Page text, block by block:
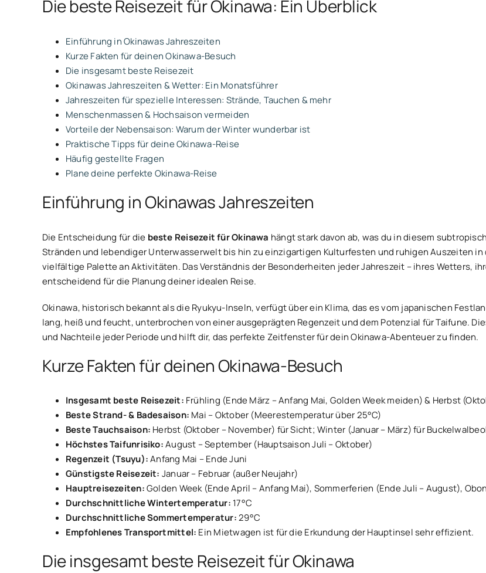
Die beste Reisezeit für Okinawa: Ein Überblick
Einführung in Okinawas Jahreszeiten
Kurze Fakten für deinen Okinawa-Besuch
Die insgesamt beste Reisezeit
Okinawas Jahreszeiten & Wetter: Ein Monatsführer
Jahreszeiten für spezielle Interessen: Strände, Tauchen & mehr
Menschenmassen & Hochsaison vermeiden
Vorteile der Nebensaison: Warum der Winter wunderbar ist
Praktische Tipps für deine Okinawa-Reise
Häufig gestellte Fragen
Plane deine perfekte Okinawa-Reise
Einführung in Okinawas Jahreszeiten
Die Entscheidung für die beste Reisezeit für Okinawa hängt stark davon ab, was du in diesem
Stränden und lebendiger Unterwasserwelt bis hin zu einzigartigen Kulturfesten und ruhigen Auszeiten in
vielfältige Palette an Aktivitäten. Das Verständnis der Besonderheiten jeder Jahreszeit – ihres Wetters,
entscheidend für die Planung deiner idealen Reise.
Okinawa, historisch bekannt als die Ryukyu-Inseln, verfügt über ein Klima, das es vom japanischen
lang, heiß und feucht, unterbrochen von einer ausgeprägten Regenzeit und dem Potenzial für Taifune.
und Nachteile jeder Periode und hilft dir, das perfekte Zeitfenster für dein Okinawa-Abenteuer zu finden.
Kurze Fakten für deinen Okinawa-Besuch
Insgesamt beste Reisezeit: Frühling (Ende März – Anfang Mai, Golden Week meiden) & Herbst
Beste Strand- & Badesaison: Mai – Oktober (Meerestemperatur über 25°C)
Beste Tauchsaison: Herbst (Oktober – November) für Sicht; Winter (Januar – März) für
Höchstes Taifunrisiko:August – September (Hauptsaison Juli – Oktober)
Regenzeit (Tsuyu):Anfang Mai – Ende Juni
Günstigste Reisezeit: Januar – Februar (außer Neujahr)
Hauptreisezeiten:Golden Week (Ende April – Anfang Mai), Sommerferien (Ende Juli – August),
Durchschnittliche Wintertemperatur: 17°C
Durchschnittliche Sommertemperatur:29°C
Empfohlenes Transportmittel: Ein Mietwagen ist für die Erkundung der Hauptinsel sehr effizient.
Die insgesamt beste Reisezeit für Okinawa